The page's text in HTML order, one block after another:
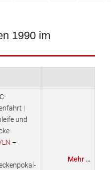
1990 im
|
und
–
Mehr …